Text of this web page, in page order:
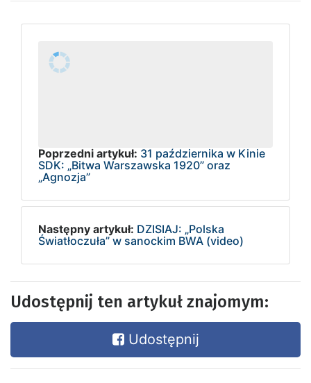
Poprzedni artykuł: 31 października w Kinie
SDK: „Bitwa Warszawska 1920” oraz
„Agnozja”
Następny artykuł: DZISIAJ: „Polska
Światłoczuła” w sanockim BWA (video)
Udostępnij ten artykuł znajomym:
Udostępnij